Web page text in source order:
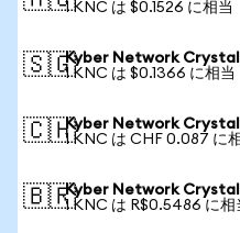
1 KNC は $0.1526 に相当
🇸🇬Kyber Network Crystal
1 KNC は $0.1366 に相当
🇨🇭Kyber Network Crystal
1 KNC は CHF 0.087 に
🇧🇷Kyber Network Crystal
1 KNC は R$0.5486 に相